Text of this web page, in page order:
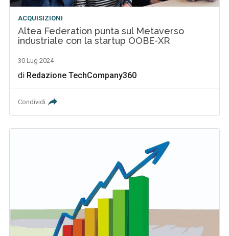
ACQUISIZIONI
Altea Federation punta sul Metaverso
industriale con la startup OOBE-XR
30 Lug 2024
di Redazione TechCompany360
Condividi